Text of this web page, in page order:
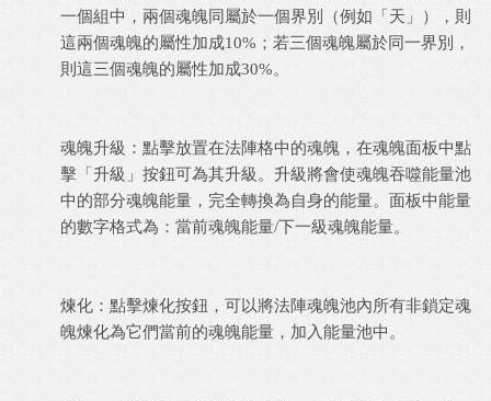
一個組中，兩個魂魄同屬於一個界別（例如「天」），則
這兩個魂魄的屬性加成10%；若三個魂魄屬於同一界別，
則這三個魂魄的屬性加成30%。
魂魄升級：點擊放置在法陣格中的魂魄，在魂魄面板中點
擊「升級」按鈕可為其升級。升級將會使魂魄吞噬能量池
中的部分魂魄能量，完全轉換為自身的能量。面板中能量
的數字格式為：當前魂魄能量/下一級魂魄能量。
煉化：點擊煉化按鈕，可以將法陣魂魄池內所有非鎖定魂
魄煉化為它們當前的魂魄能量，加入能量池中。